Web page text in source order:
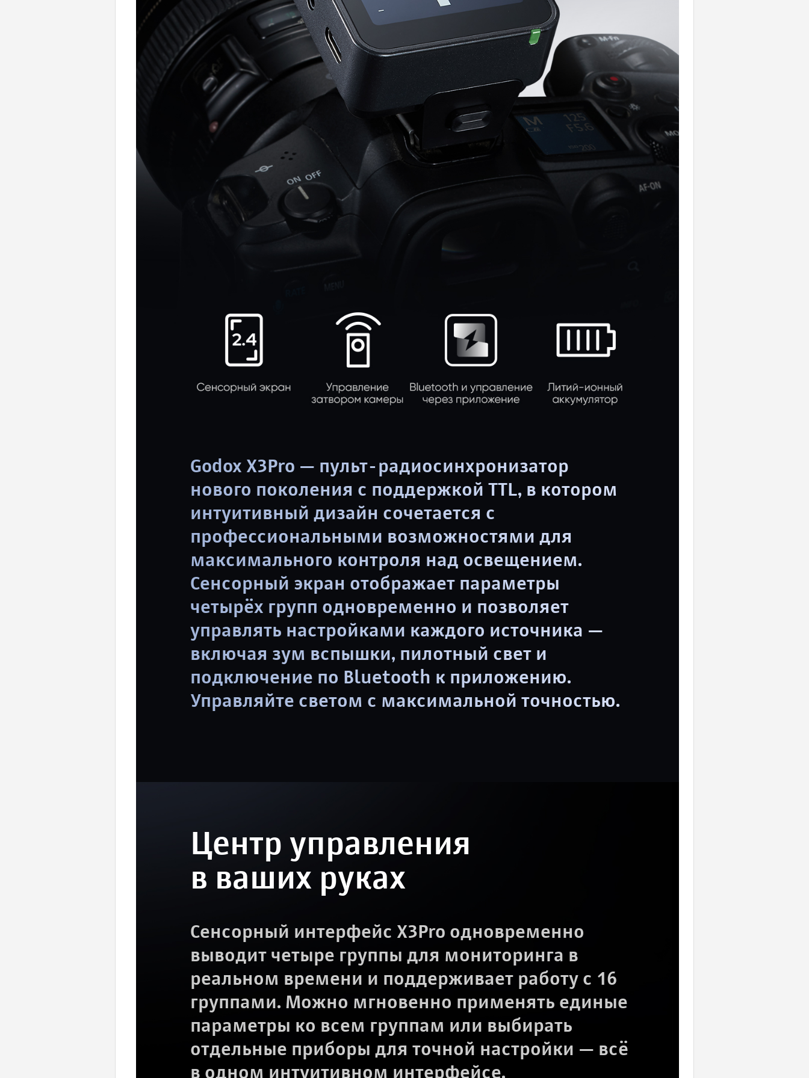
Godox X3Pro — пульт-радиосинхронизатор
нового поколения с поддержкой TTL, в котором
интуитивный дизайн сочетается с
профессиональными возможностями для
максимального контроля над освещением.
Сенсорный экран отображает параметры
четырёх групп одновременно и позволяет
управлять настройками каждого источника —
включая зум вспышки, пилотный свет и
подключение по Bluetooth к приложению.
Управляйте светом с максимальной точностью.
Центр управления
в ваших руках
Сенсорный интерфейс X3Pro одновременно
выводит четыре группы для мониторинга в
реальном времени и поддерживает работу с 16
группами. Можно мгновенно применять единые
параметры ко всем группам или выбирать
отдельные приборы для точной настройки — всё
в одном интуитивном интерфейсе.